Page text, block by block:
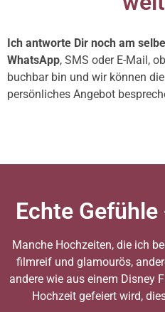
Ich antworte Dir noch am
WhatsApp, SMS oder E-Mail,
buchbar bin und wir können
persönliches Angebot
Echte
Manche Hochzeiten, die ich
filmreif und glamourös,
andere wie aus einem Disney
Hochzeit gefeiert wird,